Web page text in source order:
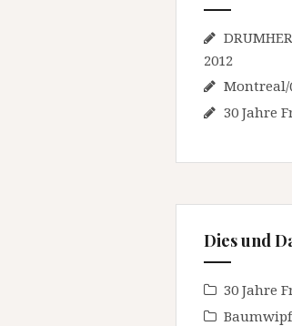
2012
Montreal/
30 Jahre
Dies und
30 Jahre